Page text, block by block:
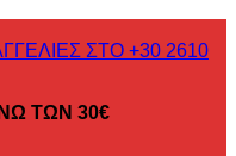
ΣΤΟ +30 2610
ΤΩΝ 30€